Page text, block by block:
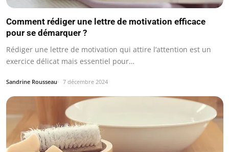
Comment rédiger une lettre de motivation efficace
pour se démarquer ?
Rédiger une lettre de motivation qui attire l’attention est un
exercice délicat mais essentiel pour…
Sandrine Rousseau 7 décembre 2024